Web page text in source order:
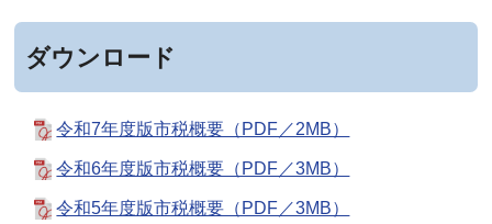
ダウンロード
令和7年度版市税概要（PDF／2MB）
令和6年度版市税概要（PDF／3MB）
令和5年度版市税概要（PDF／3MB）